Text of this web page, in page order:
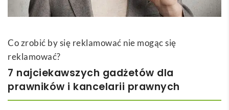
Co zrobić by się reklamować nie mogąc się
reklamować?
7 najciekawszych gadżetów dla
prawników i kancelarii prawnych